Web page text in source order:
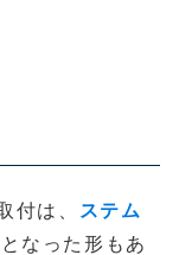
付は、
ステム
なった形もあ